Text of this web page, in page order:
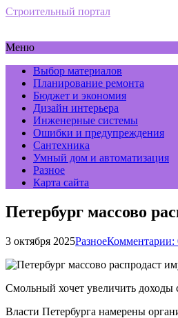
Строительный портал
Меню
Выбор материалов
Планирование ремонта
Бюджет и экономия
Дизайн интерьера
Инженерные системы
Ошибки и предупреждения
Сантехника
Умный дом и автоматизация
Разное
Карта сайта
Петербург массово
3 октября 2025РазноеКомментарии:
Смольный хочет увеличить
Власти Петербурга намерены